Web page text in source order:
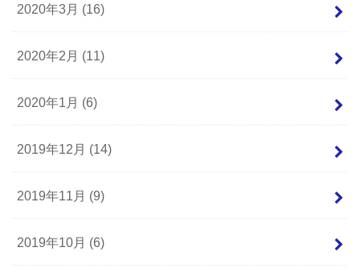
2020年3月 (16)
2020年2月 (11)
2020年1月 (6)
2019年12月 (14)
2019年11月 (9)
2019年10月 (6)